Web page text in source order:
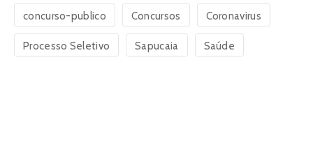
concurso-publico Concursos Coronavirus
Processo Seletivo Sapucaia Saúde